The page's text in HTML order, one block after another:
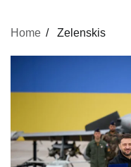
Home Zelenskis